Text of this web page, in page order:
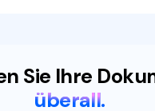
Sie Ihre
überall.